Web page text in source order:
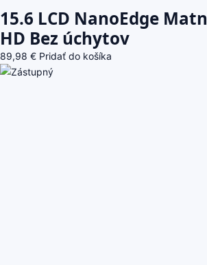
15.6 LCD NanoEdge
HD Bez úchytov
89,98 € Pridať do košíka